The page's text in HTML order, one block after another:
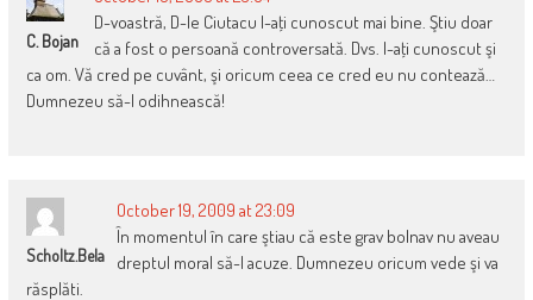
C. Bojan
D-voastră, D-le Ciutacu l-aţi cunoscut mai bine. Ştiu doar
că a fost o persoană controversată. Dvs. l-aţi cunoscut şi
ca om. Vă cred pe cuvânt, şi oricum ceea ce cred eu nu contează…
Dumnezeu să-l odihnească!
Scholtz.bela
October 19, 2009 at 23:09
În momentul în care ştiau că este grav bolnav nu aveau
dreptul moral să-l acuze. Dumnezeu oricum vede şi va
răsplăti.